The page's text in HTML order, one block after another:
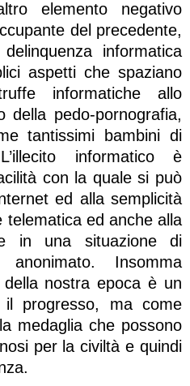
elemento negativo
del precedente,
informatica
aspetti che spaziano
informatiche allo
della pedo-pornografia,
tantissimi bambini di
informatico è
con la quale si può
ed alla semplicità
telematica ed anche alla
in una situazione di
anonimato. Insomma
nostra epoca è un
progresso, ma come
medaglia che possono
per la civiltà e quindi